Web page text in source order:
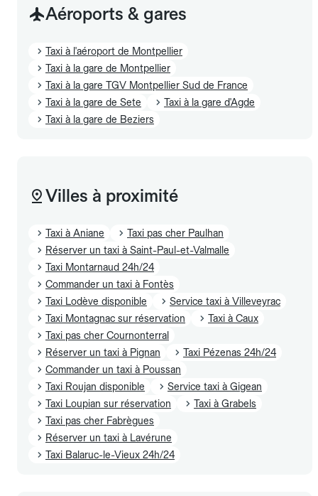
Aéroports & gares
Taxi à l'aéroport de Montpellier
Taxi à la gare de Montpellier
Taxi à la gare TGV Montpellier Sud de France
Taxi à la gare de Sete
Taxi à la gare d'Agde
Taxi à la gare de Beziers
Villes à proximité
Taxi à Aniane
Taxi pas cher Paulhan
Réserver un taxi à Saint-Paul-et-Valmalle
Taxi Montarnaud 24h/24
Commander un taxi à Fontès
Taxi Lodève disponible
Service taxi à Villeveyrac
Taxi Montagnac sur réservation
Taxi à Caux
Taxi pas cher Cournonterral
Réserver un taxi à Pignan
Taxi Pézenas 24h/24
Commander un taxi à Poussan
Taxi Roujan disponible
Service taxi à Gigean
Taxi Loupian sur réservation
Taxi à Grabels
Taxi pas cher Fabrègues
Réserver un taxi à Lavérune
Taxi Balaruc-le-Vieux 24h/24